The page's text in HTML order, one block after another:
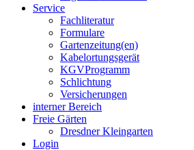
Service
Fachliteratur
Formulare
Gartenzeitung(en)
Kabelortungsgerät
KGVProgramm
Schlichtung
Versicherungen
interner Bereich
Freie Gärten
Dresdner Kleingarten
Login